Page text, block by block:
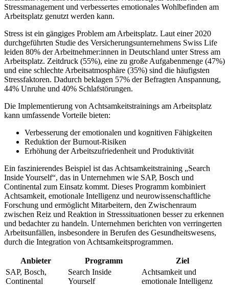
Stressmanagement und verbessertes emotionales Wohlbefinden am
Arbeitsplatz genutzt werden kann.
Stress ist ein gängiges Problem am Arbeitsplatz. Laut einer 2020
durchgeführten Studie des Versicherungsunternehmens Swiss Life
leiden 80% der Arbeitnehmer:innen in Deutschland unter Stress am
Arbeitsplatz. Zeitdruck (55%), eine zu große Aufgabenmenge (47%)
und eine schlechte Arbeitsatmosphäre (35%) sind die häufigsten
Stressfaktoren. Dadurch beklagen 57% der Befragten Anspannung,
44% Unruhe und 40% Schlafstörungen.
Die Implementierung von Achtsamkeitstrainings am Arbeitsplatz
kann umfassende Vorteile bieten:
Verbesserung der emotionalen und kognitiven Fähigkeiten
Reduktion der Burnout-Risiken
Erhöhung der Arbeitszufriedenheit und Produktivität
Ein faszinierendes Beispiel ist das Achtsamkeitstraining „Search
Inside Yourself“, das in Unternehmen wie SAP, Bosch und
Continental zum Einsatz kommt. Dieses Programm kombiniert
Achtsamkeit, emotionale Intelligenz und neurowissenschaftliche
Forschung und ermöglicht Mitarbeitern, den Zwischenraum
zwischen Reiz und Reaktion in Stresssituationen besser zu erkennen
und bedachter zu handeln. Unternehmen berichten von verringerten
Arbeitsunfällen, insbesondere in Berufen des Gesundheitswesens,
durch die Integration von Achtsamkeitsprogrammen.
Anbieter Programm
Ziel
SAP, Bosch,
Continental
Search Inside
Yourself
Achtsamkeit und
emotionale Intelligenz